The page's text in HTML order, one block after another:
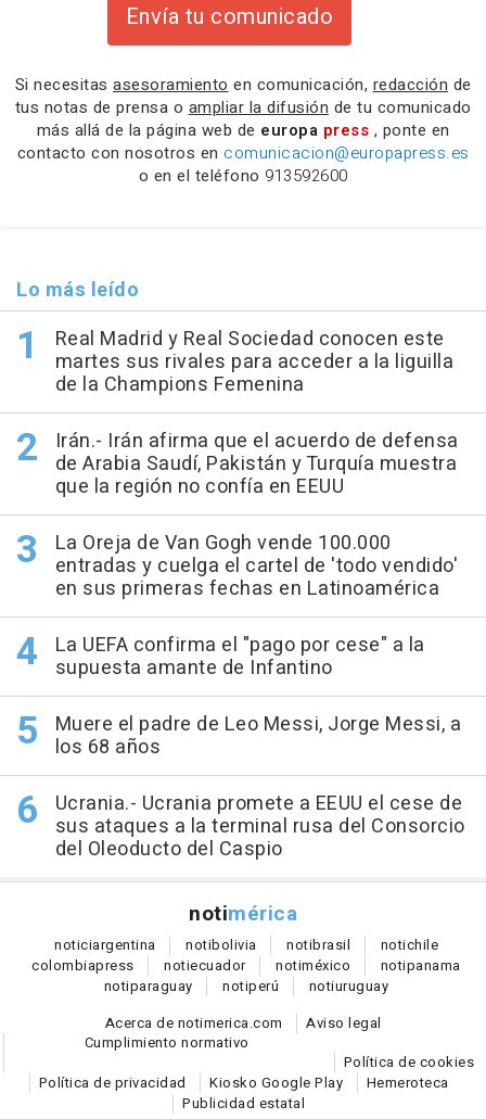
Envía tu comunicado
Si necesitas asesoramiento en comunicación, redacción de
tus notas de prensa o ampliar la difusión de tu comunicado
más allá de la página web de europa press , ponte en
contacto con nosotros en comunicacion@europapress.es
o en el teléfono 913592600
Lo más leído
Real Madrid y Real Sociedad conocen este
martes sus rivales para acceder a la liguilla
de la Champions Femenina
Irán.- Irán afirma que el acuerdo de defensa
de Arabia Saudí, Pakistán y Turquía muestra
que la región no confía en EEUU
La Oreja de Van Gogh vende 100.000
entradas y cuelga el cartel de 'todo vendido'
en sus primeras fechas en Latinoamérica
La UEFA confirma el "pago por cese" a la
supuesta amante de Infantino
Muere el padre de Leo Messi, Jorge Messi, a
los 68 años
Ucrania.- Ucrania promete a EEUU el cese de
sus ataques a la terminal rusa del Consorcio
del Oleoducto del Caspio
notimérica
noticiargentina notibolivia notibrasil notichile
colombiapress notiecuador notiméxico notipanama
notiparaguay notiperú notiuruguay
Acerca de notimerica.com
Aviso legal
Cumplimiento normativo
Política de cookies
Política de privacidad
Kiosko Google Play
Hemeroteca
Publicidad estatal